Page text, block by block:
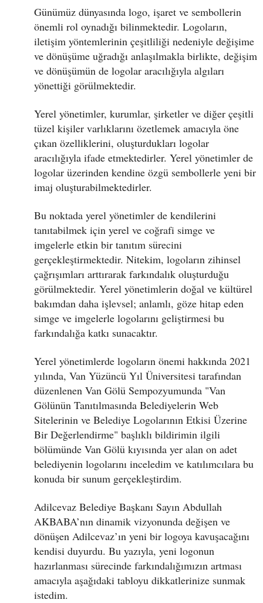
Günümüz dünyasında logo, işaret ve sembollerin
önemli rol oynadığı bilinmektedir. Logoların,
iletişim yöntemlerinin çeşitliliği nedeniyle değişime
ve dönüşüme uğradığı anlaşılmakla birlikte, değişim
ve dönüşümün de logolar aracılığıyla algıları
yönettiği görülmektedir.
Yerel yönetimler, kurumlar, şirketler ve diğer çeşitli
tüzel kişiler varlıklarını özetlemek amacıyla öne
çıkan özelliklerini, oluşturdukları logolar
aracılığıyla ifade etmektedirler. Yerel yönetimler de
logolar üzerinden kendine özgü sembollerle yeni bir
imaj oluşturabilmektedirler.
Bu noktada yerel yönetimler de kendilerini
tanıtabilmek için yerel ve coğrafi simge ve
imgelerle etkin bir tanıtım sürecini
gerçekleştirmektedir. Nitekim, logoların zihinsel
çağrışımları arttırarak farkındalık oluşturduğu
görülmektedir. Yerel yönetimlerin doğal ve kültürel
bakımdan daha işlevsel; anlamlı, göze hitap eden
simge ve imgelerle logolarını geliştirmesi bu
farkındalığa katkı sunacaktır.
Yerel yönetimlerde logoların önemi hakkında 2021
yılında, Van Yüzüncü Yıl Üniversitesi tarafından
düzenlenen Van Gölü Sempozyumunda "Van
Gölünün Tanıtılmasında Belediyelerin Web
Sitelerinin ve Belediye Logolarının Etkisi Üzerine
Bir Değerlendirme" başlıklı bildirimin ilgili
bölümünde Van Gölü kıyısında yer alan on adet
belediyenin logolarını inceledim ve katılımcılara bu
konuda bir sunum gerçekleştirdim.
Adilcevaz Belediye Başkanı Sayın Abdullah
AKBABA’nın dinamik vizyonunda değişen ve
dönüşen Adilcevaz’ın yeni bir logoya kavuşacağını
kendisi duyurdu. Bu yazıyla, yeni logonun
hazırlanması sürecinde farkındalığımızın artması
amacıyla aşağıdaki tabloyu dikkatlerinize sunmak
istedim.